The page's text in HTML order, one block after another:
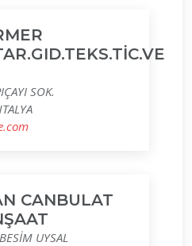
SOK.
CANBULAT
UYSAL